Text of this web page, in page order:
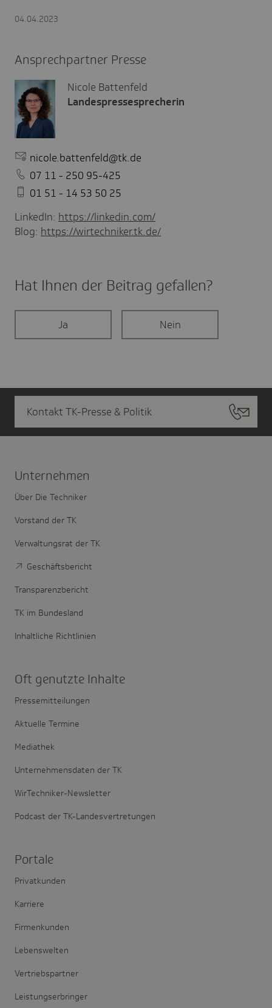
04.04.2023
Ansprechpartner Presse
Nicole Battenfeld
Landespressesprecherin
nicole.battenfeld@tk.de
07 11 - 250 95-425
01 51 - 14 53 50 25
LinkedIn: https://linkedin.com/
Blog: https://wirtechniker.tk.de/
Hat Ihnen der Beitrag gefal­len?
Ja Nein
Kontakt TK-Presse & Politik
Unter­nehmen
Über Die Techniker
Vorstand der TK
Verwaltungsrat der TK
Geschäftsbericht
Transparenzbericht
TK im Bundesland
Inhaltliche Richtlinien
Oft genutzte Inhalte
Pressemitteilungen
Aktuelle Termine
Mediathek
Unternehmensdaten der TK
WirTechniker-Newsletter
Podcast der TK-Landesvertretungen
Portale
Privatkunden
Karriere
Firmenkunden
Lebenswelten
Vertriebspartner
Leistungserbringer